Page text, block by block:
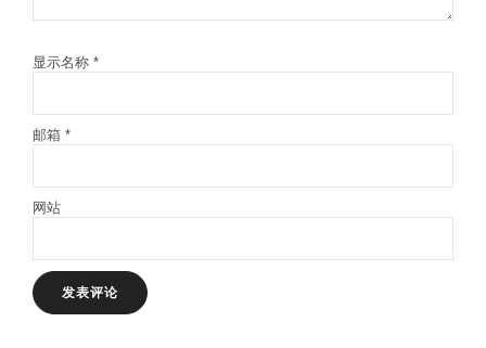
显示名称 *
邮箱 *
网站